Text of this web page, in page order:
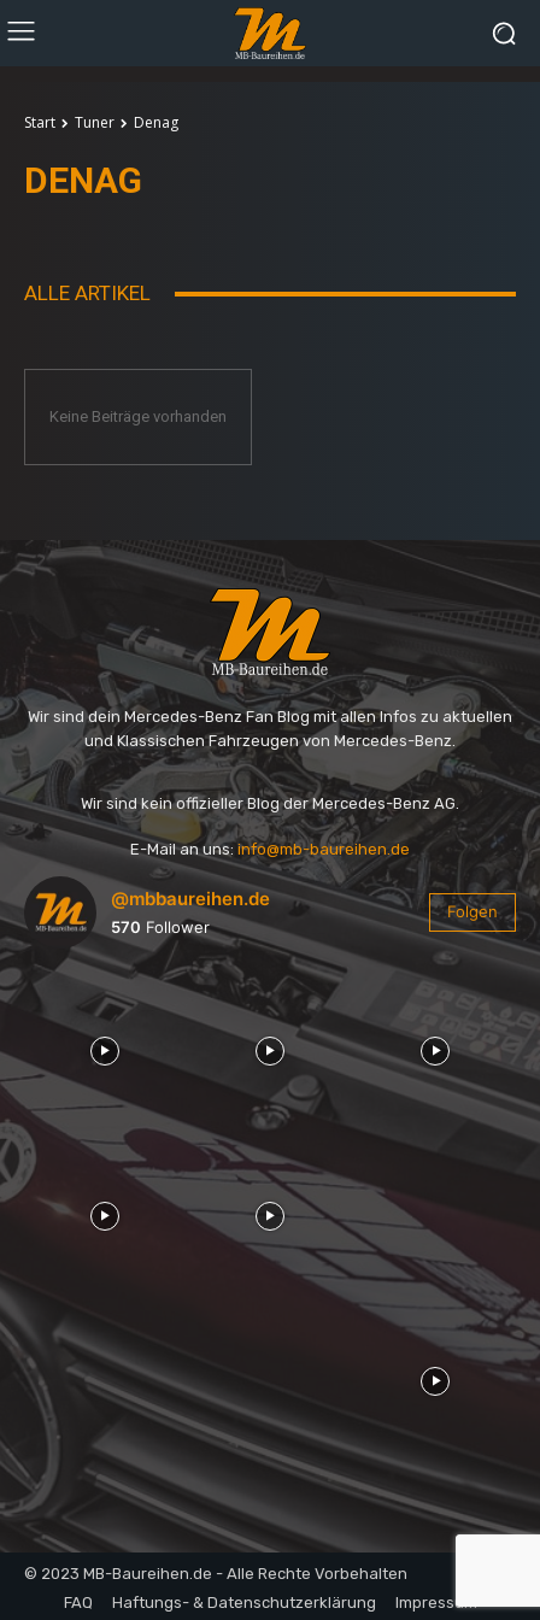
Start Tuner Denag
DENAG
ALLE ARTIKEL
Keine Beiträge vorhanden
Wir sind dein Mercedes-Benz Fan Blog mit allen Infos zu aktuellen
und Klassischen Fahrzeugen von Mercedes-Benz.
Wir sind kein offizieller Blog der Mercedes-Benz AG.
E-Mail an uns: info@mb-baureihen.de
@mbbaureihen.de
570 Follower
Folgen
© 2023 MB-Baureihen.de - Alle Rechte Vorbehalten
FAQ
Haftungs- & Datenschutzerklärung Impressum